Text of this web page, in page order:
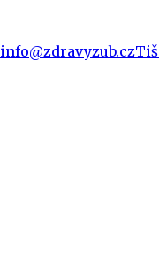
info@zdravyzub.cz